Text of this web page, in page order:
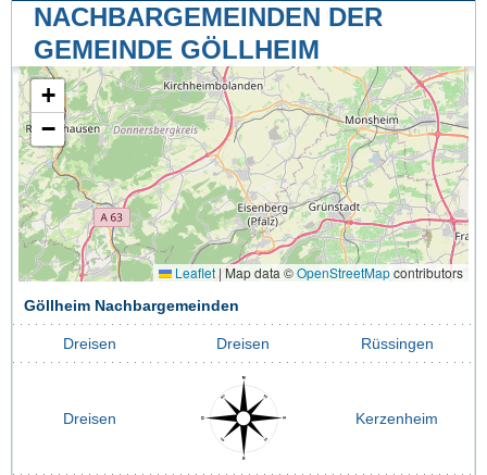
NACHBARGEMEINDEN DER
GEMEINDE GÖLLHEIM
+
−
Leaflet|Map data ©OpenStreetMapcontributors
Göllheim Nachbargemeinden
Dreisen Dreisen Rüssingen
Dreisen Kerzenheim